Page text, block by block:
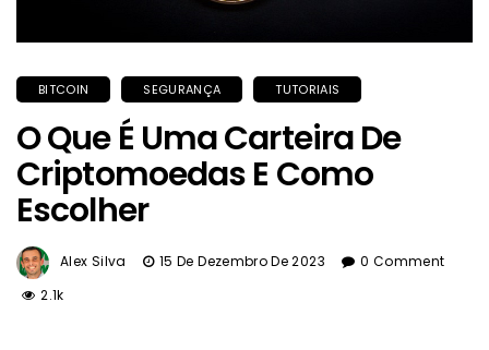
BITCOIN SEGURANÇA TUTORIAIS
O Que É Uma Carteira De
Criptomoedas E Como
Escolher
Alex Silva 15 De Dezembro De 2023
0 Comment
2.1k